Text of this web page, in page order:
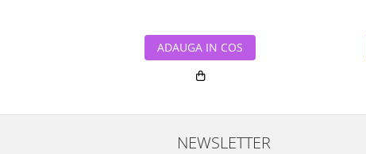
ADAUGA IN COS
NEWSLETTER